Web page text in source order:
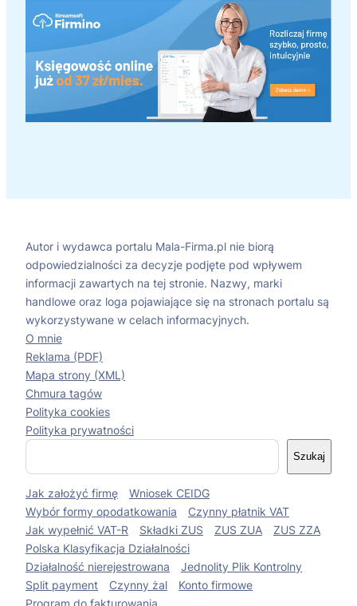
Autor i wydawca portalu Mala-Firma.pl nie biorą
odpowiedzialności za decyzje podjęte pod wpływem
informacji zawartych na tej stronie. Nazwy, marki
handlowe oraz loga pojawiające się na stronach portalu są
wykorzystywane w celach informacyjnych.
O mnie
Reklama (PDF)
Mapa strony (XML)
Chmura tagów
Polityka cookies
Polityka prywatności
S
k
a
Szukaj
Jak założyć firmę
Wniosek CEIDG
Wybór formy opodatkowania
Czynny płatnik VAT
Jak wypełnić VAT-R
Składki ZUS ZUS ZUA
ZUS ZZA
Polska Klasyfikacja Działalności
Działalność nierejestrowana
Jednolity Plik Kontrolny
Split payment
Czynny żal
Konto firmowe
Program do fakturowania